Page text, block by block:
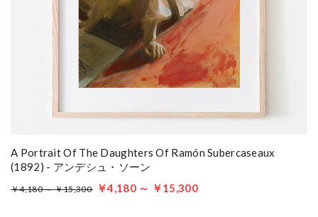
A Portrait Of The Daughters Of Ramón Subercaseaux
(1892) - アンデシュ・ソーン
￥4,180 ～ ￥15,300 ￥4,180 ～ ￥15,300